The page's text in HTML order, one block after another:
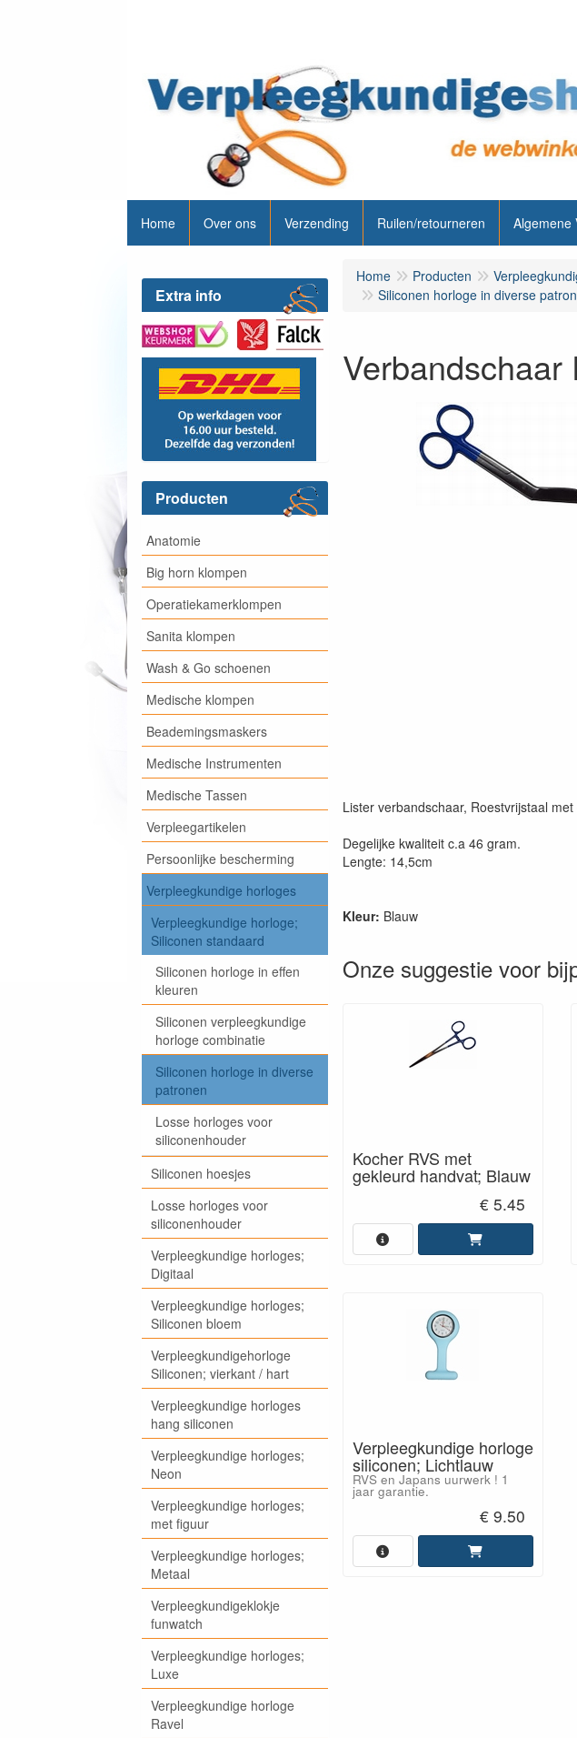
Home Over ons Verzending Ruilen/retourneren Algemene
Extra info
Producten
Anatomie
Big horn klompen
Operatiekamerklompen
Sanita klompen
Wash & Go schoenen
Medische klompen
Beademingsmaskers
Medische Instrumenten
Medische Tassen
Verpleegartikelen
Persoonlijke bescherming
Verpleegkundige horloges
Verpleegkundige horloge;
Siliconen standaard
Siliconen horloge in effen
kleuren
Siliconen verpleegkundige
horloge combinatie
Siliconen horloge in diverse
patronen
Losse horloges voor
siliconenhouder
Siliconen hoesjes
Losse horloges voor
siliconenhouder
Verpleegkundige horloges;
Digitaal
Verpleegkundige horloges;
Siliconen bloem
Verpleegkundigehorloge
Siliconen; vierkant / hart
Verpleegkundige horloges
hang siliconen
Verpleegkundige horloges;
Neon
Verpleegkundige horloges;
met figuur
Verpleegkundige horloges;
Metaal
Verpleegkundigeklokje
funwatch
Verpleegkundige horloges;
Luxe
Verpleegkundige horloge
Ravel
Home Producten
Siliconen horloge in diverse
Verbandschaar
Lister verbandschaar, Roestvrijstaal
Degelijke kwaliteit c.a 46 gram.
Lengte: 14,5cm
Kleur: Blauw
Onze suggestie voor
Kocher RVS met
gekleurd handvat; Blauw
€ 5.45
Verpleegkundige horloge
siliconen; Lichtlauw
RVS en Japans uurwerk ! 1
jaar garantie.
€ 9.50